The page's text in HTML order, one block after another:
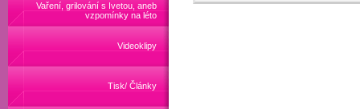
Vaření, grilování s Ivetou, aneb
vzpomínky na léto
Videoklipy
Tisk/ Články